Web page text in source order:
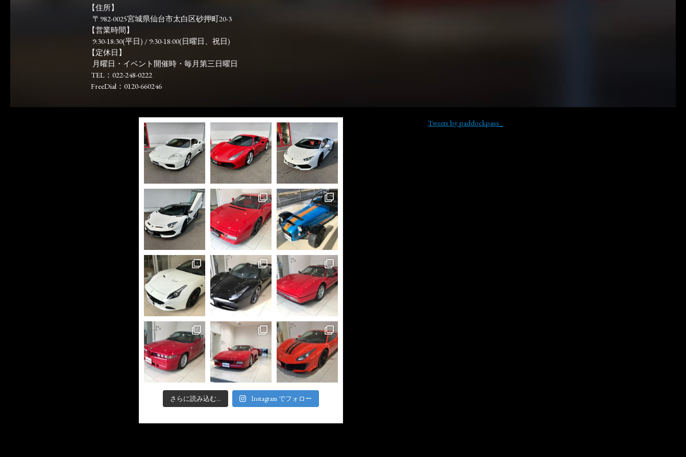
【住所】
〒982-0025宮城県仙台市太白区砂押町20-3
【営業時間】
9:30-18:30(平日) / 9:30-18:00(日曜日、祝日)
【定休日】
月曜日・イベント開催時・毎月第三日曜日
TEL：022-248-0222
FreeDial：0120-660246
さらに読み込む... Instagram でフォロー
Tweets by paddockpass_